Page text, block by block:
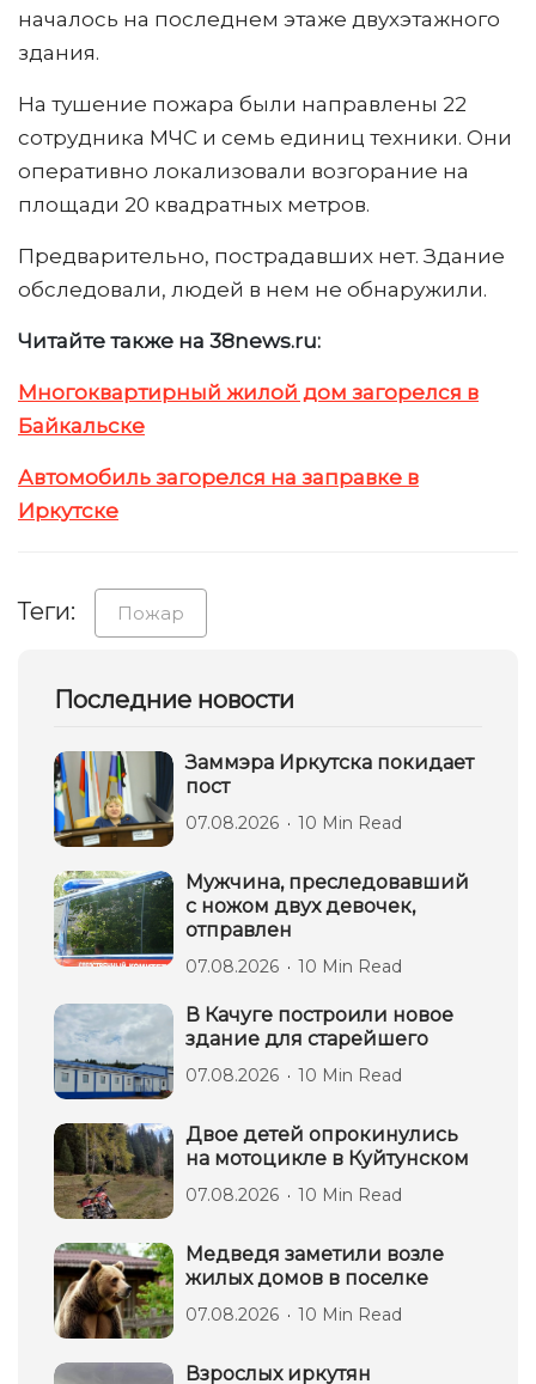
началось на последнем этаже двухэтажного
здания.
На тушение пожара были направлены 22
сотрудника МЧС и семь единиц техники. Они
оперативно локализовали возгорание на
площади 20 квадратных метров.
Предварительно, пострадавших нет. Здание
обследовали, людей в нем не обнаружили.
Читайте также на 38news.ru:
Многоквартирный жилой дом загорелся в
Байкальске
Автомобиль загорелся на заправке в
Иркутске
Теги: Пожар
Последние новости
Заммэра Иркутска покидает
пост
07.08.2026 10 Min Read
Мужчина, преследовавший
с ножом двух девочек,
отправлен
07.08.2026 10 Min Read
В Качуге построили новое
здание для старейшего
07.08.2026 10 Min Read
Двое детей опрокинулись
на мотоцикле в Куйтунском
07.08.2026 10 Min Read
Медведя заметили возле
жилых домов в поселке
07.08.2026 10 Min Read
Взрослых иркутян